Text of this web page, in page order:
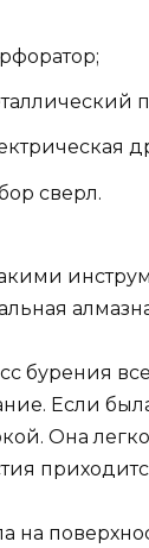
сверл.
бурения
Если
Она
на